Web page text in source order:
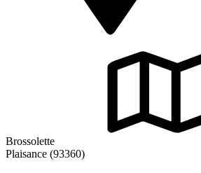
Brossolette
Plaisance (93360)